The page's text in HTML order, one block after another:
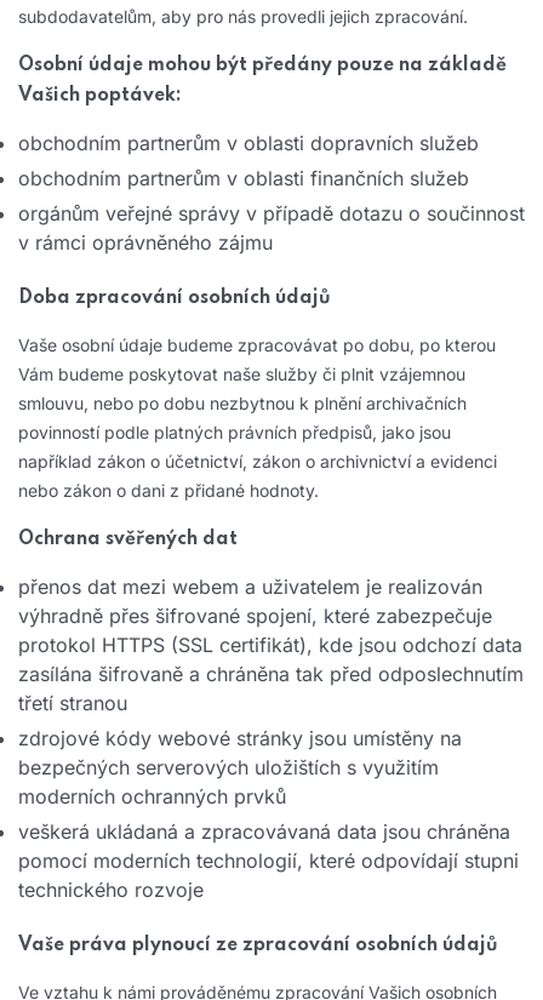
subdodavatelům, aby pro nás provedli jejich zpracování.
Osobní údaje mohou být předány pouze na základě
Vašich poptávek:
obchodním partnerům v oblasti dopravních služeb
obchodním partnerům v oblasti finančních služeb
orgánům veřejné správy v případě dotazu o součinnost
v rámci oprávněného zájmu
Doba zpracování osobních údajů
Vaše osobní údaje budeme zpracovávat po dobu, po kterou
Vám budeme poskytovat naše služby či plnit vzájemnou
smlouvu, nebo po dobu nezbytnou k plnění archivačních
povinností podle platných právních předpisů, jako jsou
například zákon o účetnictví, zákon o archivnictví a evidenci
nebo zákon o dani z přidané hodnoty.
Ochrana svěřených dat
přenos dat mezi webem a uživatelem je realizován
výhradně přes šifrované spojení, které zabezpečuje
protokol HTTPS (SSL certifikát), kde jsou odchozí data
zasílána šifrovaně a chráněna tak před odposlechnutím
třetí stranou
zdrojové kódy webové stránky jsou umístěny na
bezpečných serverových uložištích s využitím
moderních ochranných prvků
veškerá ukládaná a zpracovávaná data jsou chráněna
pomocí moderních technologií, které odpovídají stupni
technického rozvoje
Vaše práva plynoucí ze zpracování osobních údajů
Ve vztahu k námi prováděnému zpracování Vašich osobních